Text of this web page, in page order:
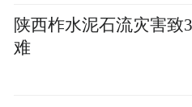
陕西柞水泥石流灾害致
难